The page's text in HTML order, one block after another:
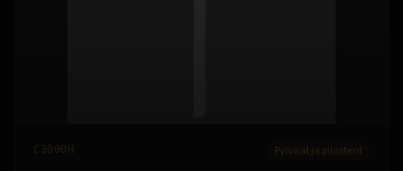
C3000H Pylväät ja pilasterit